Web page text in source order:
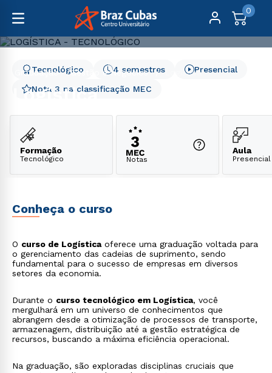
0
Graduação Gestão e Negócios Logística
Logística
Nota 3 na classificação MEC
4 semestres
Tecnológico Presencial
Formação
Tecnológico Notas
Aula
Presencial
Conheça o curso
O curso de Logísticaoferece uma graduação voltada para
o gerenciamento das cadeias de suprimento, sendo
fundamental para o sucesso de empresas em diversos
setores da economia.
Durante o curso tecnológico em Logística, você
mergulhará em um universo de conhecimentos que
abrangem desde a otimização de processos de transporte,
armazenagem, distribuição até a gestão estratégica de
recursos, buscando a máxima eficiência operacional.
Na graduação, são exploradas disciplinas cruciais que